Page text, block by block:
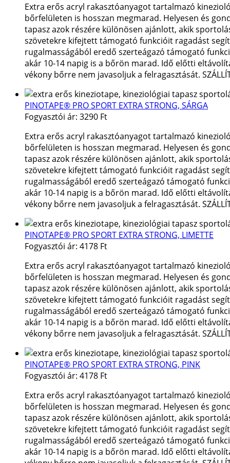
Extra erős acryl rakasztóanyagot tartalmazó
bőrfelületen is hosszan megmarad. Helyesen és
tapasz azok részére különösen ajánlott, akik
szövetekre kifejtett támogató funkcióit ragadást
rugalmasságából eredő szerteágazó támogató
akár 10-14 napig is a bőrön marad. Idő előtti
vékony bőrre nem javasoljuk a felragasztását.
PINOTAPE® PRO SPORT EXTRA STRONG, SÁRGA
Fogyasztói ár: 3290 Ft
Extra erős acryl rakasztóanyagot tartalmazó
bőrfelületen is hosszan megmarad. Helyesen és
tapasz azok részére különösen ajánlott, akik
szövetekre kifejtett támogató funkcióit ragadást
rugalmasságából eredő szerteágazó támogató
akár 10-14 napig is a bőrön marad. Idő előtti
vékony bőrre nem javasoljuk a felragasztását.
PINOTAPE® PRO SPORT EXTRA STRONG, LIMETTE
Fogyasztói ár: 4178 Ft
Extra erős acryl rakasztóanyagot tartalmazó
bőrfelületen is hosszan megmarad. Helyesen és
tapasz azok részére különösen ajánlott, akik
szövetekre kifejtett támogató funkcióit ragadást
rugalmasságából eredő szerteágazó támogató
akár 10-14 napig is a bőrön marad. Idő előtti
vékony bőrre nem javasoljuk a felragasztását.
PINOTAPE® PRO SPORT EXTRA STRONG, PINK
Fogyasztói ár: 4178 Ft
Extra erős acryl rakasztóanyagot tartalmazó
bőrfelületen is hosszan megmarad. Helyesen és
tapasz azok részére különösen ajánlott, akik
szövetekre kifejtett támogató funkcióit ragadást
rugalmasságából eredő szerteágazó támogató
akár 10-14 napig is a bőrön marad. Idő előtti